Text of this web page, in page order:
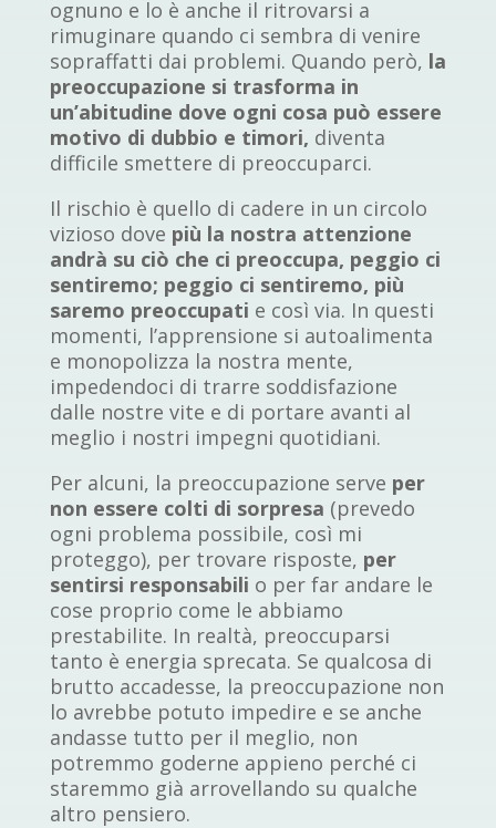
ognuno e lo è anche il ritrovarsi a
rimuginare quando ci sembra di venire
sopraffatti dai problemi. Quando però, la
preoccupazione si trasforma in
un’abitudine dove ogni cosa può essere
motivo di dubbio e timori, diventa
difficile smettere di preoccuparci.
Il rischio è quello di cadere in un circolo
vizioso dove più la nostra attenzione
andrà su ciò che ci preoccupa, peggio ci
sentiremo; peggio ci sentiremo, più
saremo preoccupati e così via. In questi
momenti, l’apprensione si autoalimenta
e monopolizza la nostra mente,
impedendoci di trarre soddisfazione
dalle nostre vite e di portare avanti al
meglio i nostri impegni quotidiani.
Per alcuni, la preoccupazione serve per
non essere colti di sorpresa (prevedo
ogni problema possibile, così mi
proteggo), per trovare risposte, per
sentirsi responsabili o per far andare le
cose proprio come le abbiamo
prestabilite. In realtà, preoccuparsi
tanto è energia sprecata. Se qualcosa di
brutto accadesse, la preoccupazione non
lo avrebbe potuto impedire e se anche
andasse tutto per il meglio, non
potremmo goderne appieno perché ci
staremmo già arrovellando su qualche
altro pensiero.